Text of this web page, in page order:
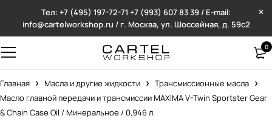
Тел: +7 (495) 197-72-71 +7 (993) 607 83 39 / E-mail:
info@cartelworkshop.ru / г. Москва, ул. Шоссейная, д. 59с2
0
Главная Масла и другие жидкости
Трансмиссионные масла
Масло главной передачи и трансмиссии MAXIMA V-Twin Sportster Gear
& Chain Case Oil / Минеральное / 0,946 л.